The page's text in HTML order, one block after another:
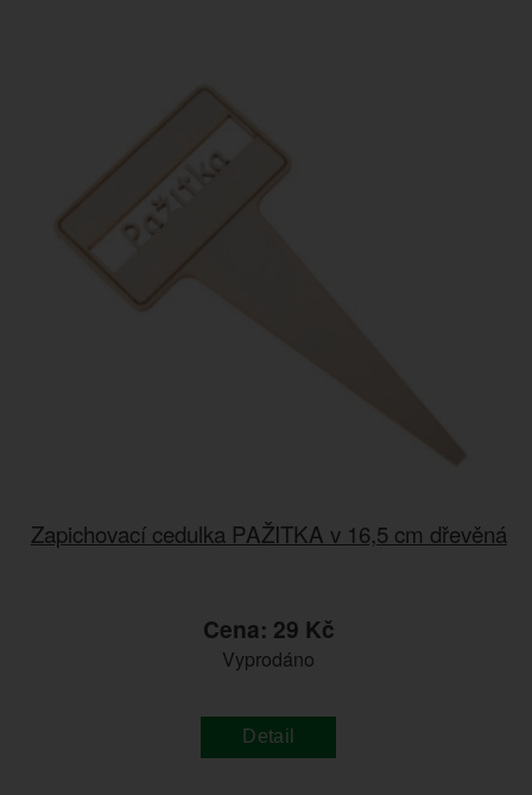
Zapichovací cedulka PAŽITKA v 16,5 cm dřevěná
Cena: 29 Kč
Vyprodáno
Detail